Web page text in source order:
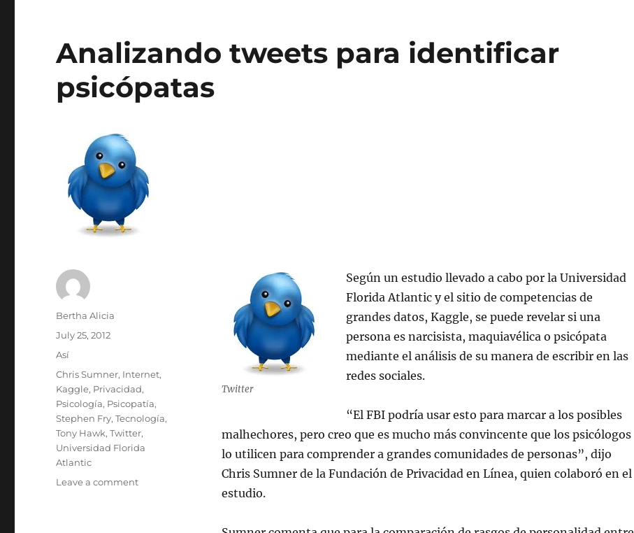
Analizando tweets para identificar
psicópatas
Twitter
Según un estudio llevado a cabo por la Universidad
Florida Atlantic y el sitio de competencias de
grandes datos, Kaggle, se puede revelar si una
persona es narcisista, maquiavélica o psicópata
mediante el análisis de su manera de escribir en las
redes sociales.
“El FBI podría usar esto para marcar a los posibles
malhechores, pero creo que es mucho más convincente que los psicólogos
lo utilicen para comprender a grandes comunidades de personas”, dijo
Chris Sumner de la Fundación de Privacidad en Línea, quien colaboró en el
estudio.
Author
Bertha Alicia
Posted
July 25, 2012
Categories
Así
Tags
Chris Sumner, Internet,
Kaggle, Privacidad,
Psicología, Psicopatía,
Stephen Fry,Tecnología,
Tony Hawk,Twitter,
Universidad Florida
Atlantic
Leave a commenton